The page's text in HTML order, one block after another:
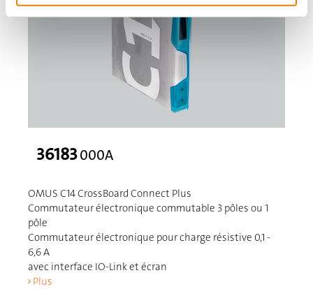
36183000A
OMUS C14 CrossBoard Connect Plus
Commutateur électronique commutable 3 pôles ou 1
pôle
Commutateur électronique pour charge résistive 0,1 -
6,6 A
avec interface IO-Link et écran
Plus